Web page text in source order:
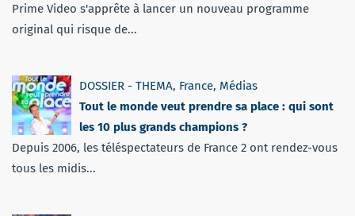
Prime Video s'apprête à lancer un nouveau programme
original qui risque de...
DOSSIER - THEMA, France, Médias
Tout le monde veut prendre sa place : qui sont
les 10 plus grands champions ?
Depuis 2006, les téléspectateurs de France 2 ont rendez-vous
tous les midis...